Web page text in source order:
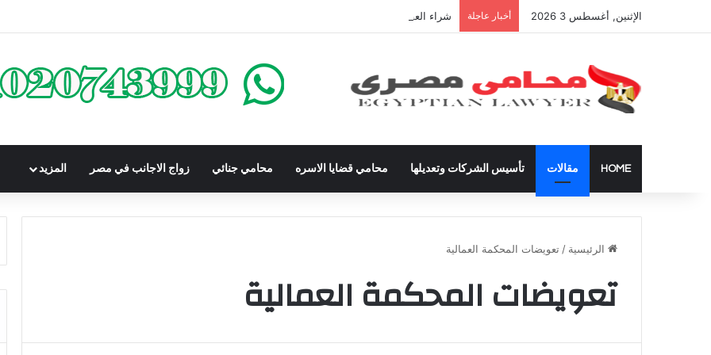
الإثنين, أغسطس 3 2026 أخبار عاجلة شراء العقارات داخل الكومباوندات تحت الإنشاء | أهم البنود التي تحمي المشتري في القانون المصري
HOME مقالات تأسيس الشركات وتعديلها محامي قضايا الاسره محامي جنائي زواج الاجانب في مصر المزيد
الرئيسية / تعويضات المحكمة العمالية
تعويضات المحكمة العمالية